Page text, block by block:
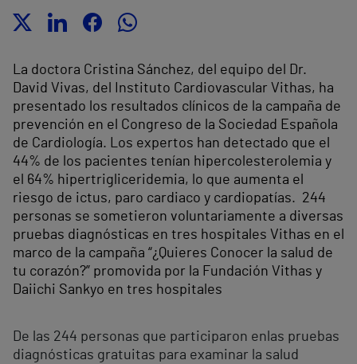
La doctora Cristina Sánchez, del equipo del Dr.
David Vivas, del Instituto Cardiovascular Vithas, ha
presentado los resultados clínicos de la campaña de
prevención en el Congreso de la Sociedad Española
de Cardiología. Los expertos han detectado que el
44% de los pacientes tenían hipercolesterolemia y
el 64% hipertrigliceridemia, lo que aumenta el
riesgo de ictus, paro cardiaco y cardiopatías. 244
personas se sometieron voluntariamente a diversas
pruebas diagnósticas en tres hospitales Vithas en el
marco de la campaña “¿Quieres Conocer la salud de
tu corazón?” promovida por la Fundación Vithas y
Daiichi Sankyo en tres hospitales
De las 244 personas que participaron en las pruebas
diagnósticas gratuitas para examinar la salud